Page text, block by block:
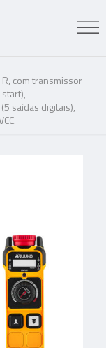
com transmissor
saídas digitais),